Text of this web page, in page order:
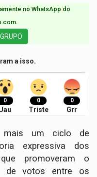
no WhatsApp do
a isso.
0 0
Triste
0
Grr
mais um ciclo de
expressiva dos
promoveram o
de votos entre os